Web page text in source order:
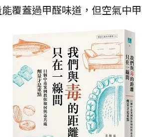
覆蓋過甲醛味道，但空氣中